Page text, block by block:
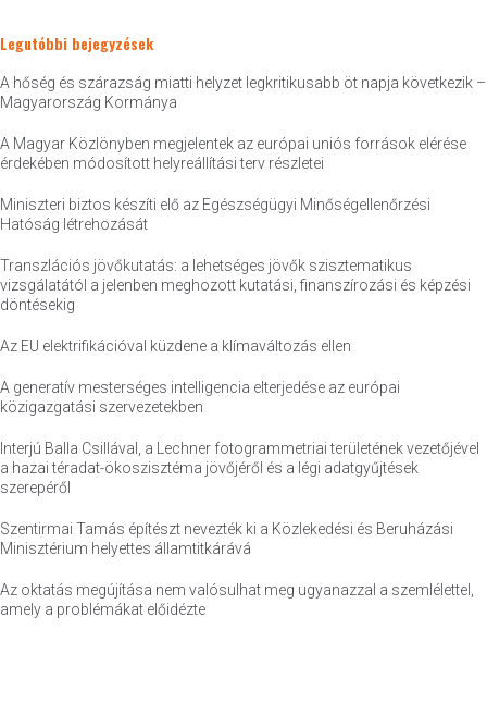
Legutóbbi bejegyzések
A hőség és szárazság miatti helyzet legkritikusabb öt napja következik –
Magyarország Kormánya
A Magyar Közlönyben megjelentek az európai uniós források elérése
érdekében módosított helyreállítási terv részletei
Miniszteri biztos készíti elő az Egészségügyi Minőségellenőrzési
Hatóság létrehozását
Transzlációs jövőkutatás: a lehetséges jövők szisztematikus
vizsgálatától a jelenben meghozott kutatási, finanszírozási és képzési
döntésekig
Az EU elektrifikációval küzdene a klímaváltozás ellen
A generatív mesterséges intelligencia elterjedése az európai
közigazgatási szervezetekben
Interjú Balla Csillával, a Lechner fotogrammetriai területének vezetőjével
a hazai téradat-ökoszisztéma jövőjéről és a légi adatgyűjtések
szerepéről
Szentirmai Tamás építészt nevezték ki a Közlekedési és Beruházási
Minisztérium helyettes államtitkárává
Az oktatás megújítása nem valósulhat meg ugyanazzal a szemlélettel,
amely a problémákat előidézte